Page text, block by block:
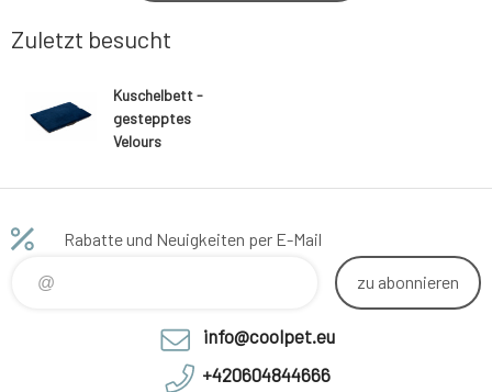
Zuletzt besucht
Kuschelbett -
gestepptes
Velours
warzes
Rabatte und Neuigkeiten per E-Mail
zu abonnieren
info@coolpet.eu
+420604844666